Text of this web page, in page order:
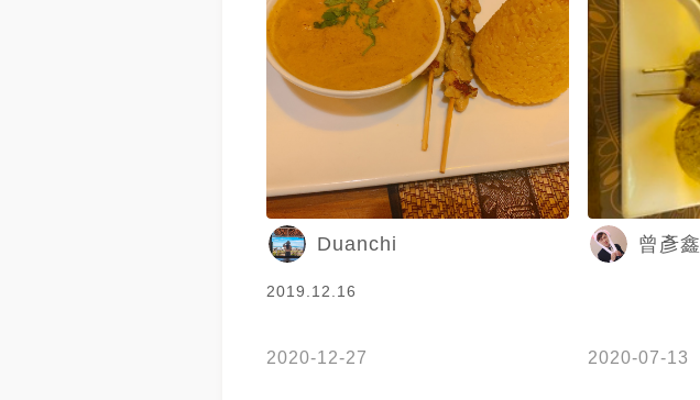
Duanchi
2019.12.16
2020-12-27
曾彥鑫
2020-07-13